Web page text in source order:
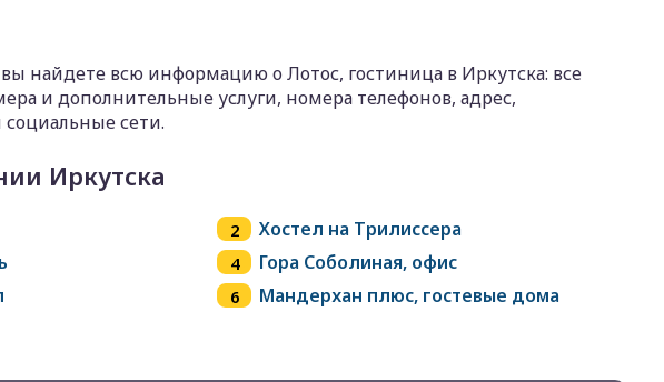
найдете всю информацию о Лотос, гостиница в Иркутска: все
и дополнительные услуги, номера телефонов, адрес,
сети.
Иркутска
Хостел на Трилиссера
Гора Соболиная, офис
Мандерхан плюс, гостевые дома